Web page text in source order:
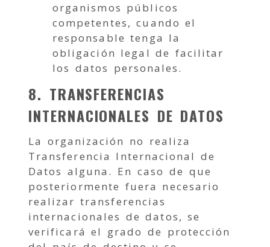
organismos públicos
competentes, cuando el
responsable tenga la
obligación legal de facilitar
los datos personales.
8. TRANSFERENCIAS
INTERNACIONALES DE DATOS
La organización no realiza
Transferencia Internacional de
Datos alguna. En caso de que
posteriormente fuera necesario
realizar transferencias
internacionales de datos, se
verificará el grado de protección